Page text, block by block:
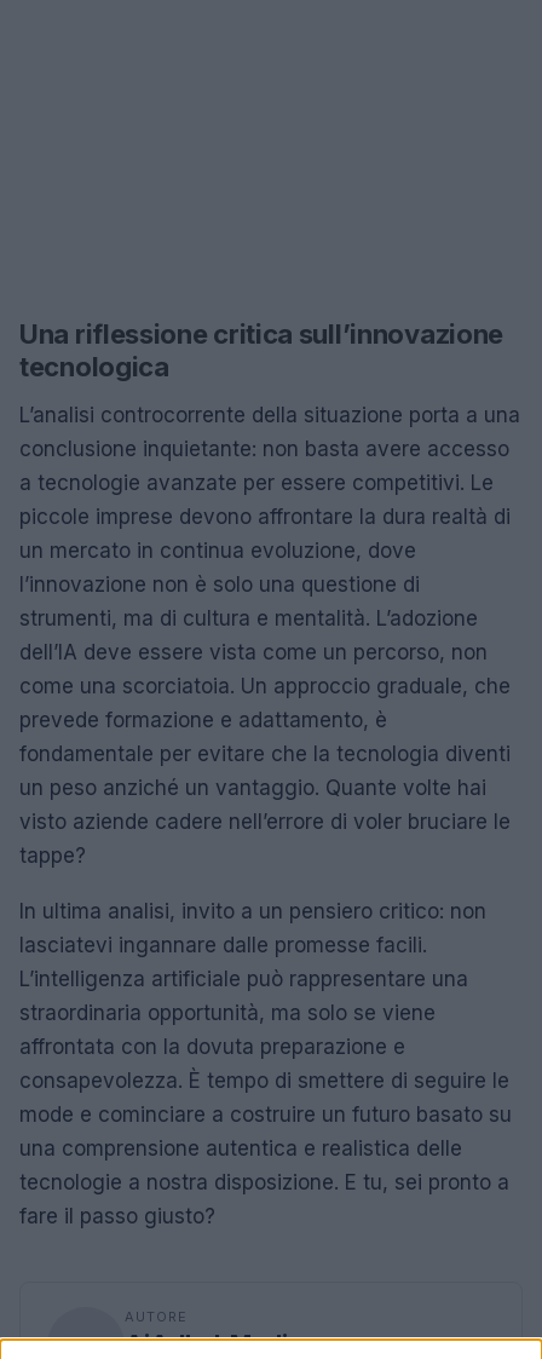
Una riflessione critica sull’innovazione
tecnologica
L’analisi controcorrente della situazione porta a una
conclusione inquietante: non basta avere accesso
a tecnologie avanzate per essere competitivi. Le
piccole imprese devono affrontare la dura realtà di
un mercato in continua evoluzione, dove
l’innovazione non è solo una questione di
strumenti, ma di cultura e mentalità. L’adozione
dell’IA deve essere vista come un percorso, non
come una scorciatoia. Un approccio graduale, che
prevede formazione e adattamento, è
fondamentale per evitare che la tecnologia diventi
un peso anziché un vantaggio. Quante volte hai
visto aziende cadere nell’errore di voler bruciare le
tappe?
In ultima analisi, invito a un pensiero critico: non
lasciatevi ingannare dalle promesse facili.
L’intelligenza artificiale può rappresentare una
straordinaria opportunità, ma solo se viene
affrontata con la dovuta preparazione e
consapevolezza. È tempo di smettere di seguire le
mode e cominciare a costruire un futuro basato su
una comprensione autentica e realistica delle
tecnologie a nostra disposizione. E tu, sei pronto a
fare il passo giusto?
AUTORE
AiAdhubMedia